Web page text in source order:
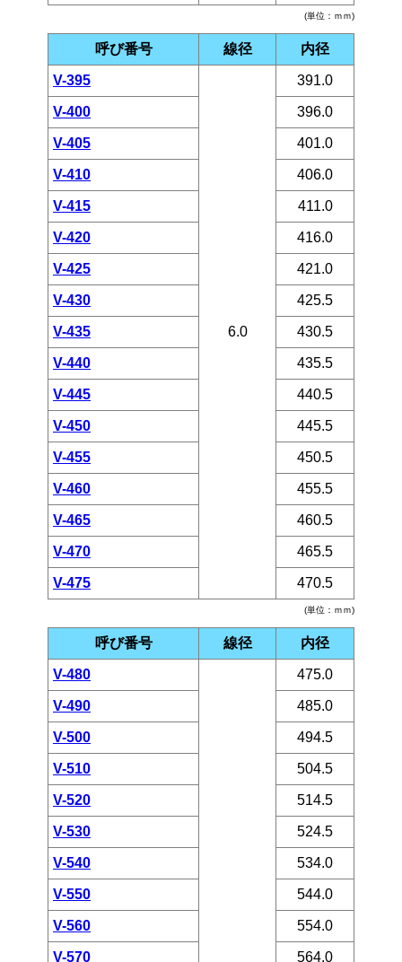
(単位：ｍｍ)
(単位：ｍｍ)
呼び番号 線径 内径
V-395
6.0
391.0
V-400 396.0
V-405 401.0
V-410 406.0
V-415 411.0
V-420 416.0
V-425 421.0
V-430 425.5
V-435 430.5
V-440 435.5
V-445 440.5
V-450 445.5
V-455 450.5
V-460 455.5
V-465 460.5
V-470 465.5
V-475 470.5
呼び番号 線径 内径
V-480 475.0
V-490 485.0
V-500 494.5
V-510 504.5
V-520 514.5
V-530 524.5
V-540 534.0
V-550 544.0
V-560 554.0
V-570 564.0